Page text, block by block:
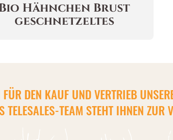
Hähnchen Brust
geschnetzeltes
DEN KAUF UND VERTRIEB
TELESALES-TEAM STEHT IHNEN ZUR